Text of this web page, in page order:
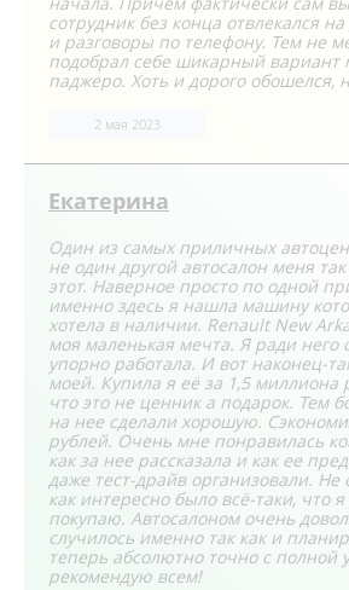
сотрудник без конца отвлекался
и разговоры по телефону. Тем не
подобрал себе шикарный
паджеро. Хоть и дорого обошелся,
2 мая 2023
Екатерина
Один из самых приличных
не один другой автосалон меня
этот. Наверное просто по одной
именно здесь я нашла машину
хотела в наличии. Renault New
моя маленькая мечта. Я ради него
упорно работала. И вот наконец-
моей. Купила я её за 1,5 миллиона
что это не ценник а подарок. Тем
на нее сделали хорошую.
рублей. Очень мне понравилась
как за нее рассказала и как ее
даже тест-драйв организовали. Не
как интересно было всё-таки, что я
покупаю. Автосалоном очень
случилось именно так как и
теперь абсолютно точно с полной
рекомендую всем!